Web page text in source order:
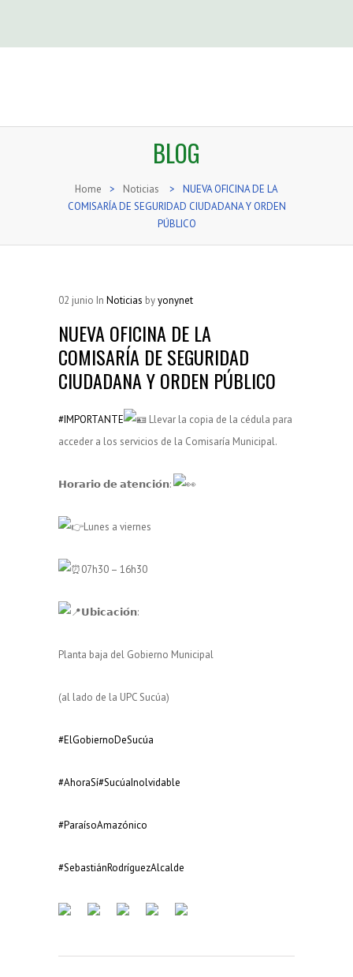
BLOG
Home > Noticias >
NUEVA OFICINA DE LA
COMISARÍA DE SEGURIDAD CIUDADANA Y ORDEN
PÚBLICO
02 junio In Noticias byyonynet
NUEVA OFICINA DE LA
COMISARÍA DE SEGURIDAD
CIUDADANA Y ORDEN PÚBLICO
#IMPORTANTE
Llevar la copia de la cédula para
acceder a los servicios de la Comisaría Municipal.
𝗛𝗼𝗿𝗮𝗿𝗶𝗼 𝗱𝗲 𝗮𝘁𝗲𝗻𝗰𝗶𝗼́𝗻:
Lunes a viernes
07h30 – 16h30
𝗨𝗯𝗶𝗰𝗮𝗰𝗶𝗼́𝗻:
Planta baja del Gobierno Municipal
(al lado de la UPC Sucúa)
#ElGobiernoDeSucúa
#AhoraSí#SucúaInolvidable
#ParaísoAmazónico
#SebastiánRodríguezAlcalde